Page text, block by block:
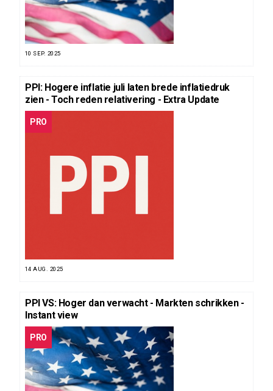
10 SEP. 2025
PPI: Hogere inflatie juli laten brede inflatiedruk
zien - Toch reden relativering - Extra Update
PRO
14 AUG. 2025
PPI VS: Hoger dan verwacht - Markten schrikken -
Instant view
PRO